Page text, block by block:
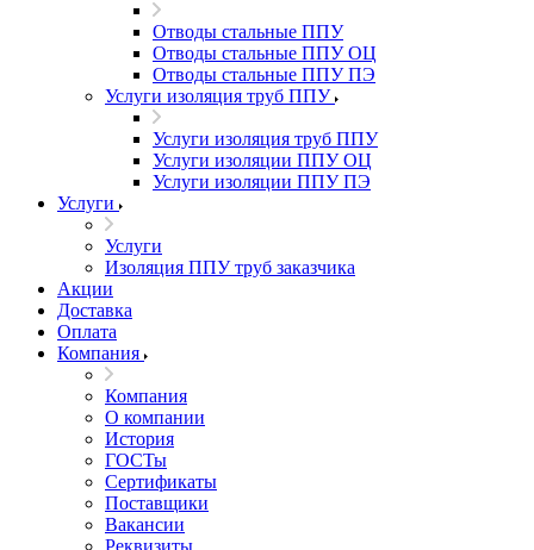
Отводы стальные ППУ
Отводы стальные ППУ ОЦ
Отводы стальные ППУ ПЭ
Услуги изоляция труб ППУ
Услуги изоляция труб ППУ
Услуги изоляции ППУ ОЦ
Услуги изоляции ППУ ПЭ
Услуги
Услуги
Изоляция ППУ труб заказчика
Акции
Доставка
Оплата
Компания
Компания
О компании
История
ГОСТы
Сертификаты
Поставщики
Вакансии
Реквизиты